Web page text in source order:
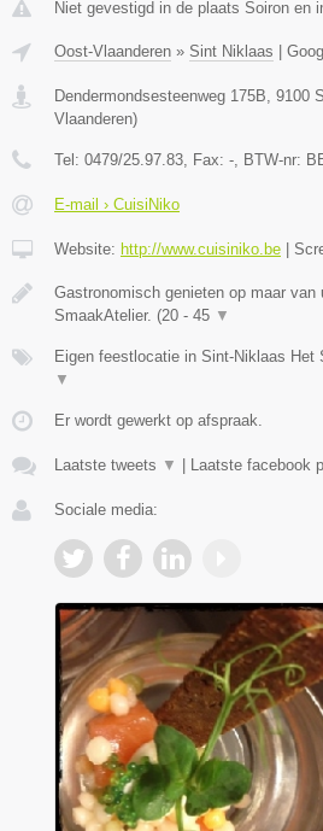
Niet gevestigd in de plaats Soiron en
Oost-Vlaanderen » Sint Niklaas |
Dendermondsesteenweg 175B 9100
Vlaanderen)
Tel: 0479/25.97.83 , Fax: - , BTW-nr:
E-mail › CuisiNiko
Website: http://www.cuisiniko.be |
Gastronomisch genieten op maar van
SmaakAtelier. (20 - 45 ▼
Eigen feestlocatie in Sint-Niklaas Het
▼
Er wordt gewerkt op afspraak.
Laatste tweets ▼ | Laatste facebook
Sociale media: